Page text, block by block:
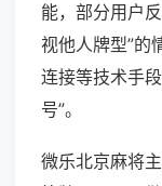
能，部分用户
视他人牌型”的
连接等技术手
号”。
微乐北京麻将